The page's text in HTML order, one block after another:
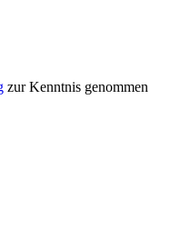
zur Kenntnis genommen